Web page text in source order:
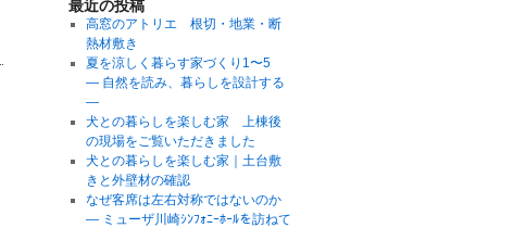
最近の投稿
高窓のアトリエ 根切・地業・断
熱材敷き
夏を涼しく暮らす家づくり1〜5
― 自然を読み、暮らしを設計する
―
犬との暮らしを楽しむ家 上棟後
の現場をご覧いただきました
犬との暮らしを楽しむ家｜土台敷
きと外壁材の確認
なぜ客席は左右対称ではないのか
― ミューザ川崎ｼﾝﾌｫﾆｰﾎｰﾙを訪ねて